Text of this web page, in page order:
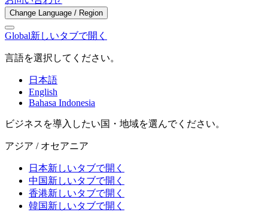
Change Language / Region
Global新しいタブで開く
言語を選択してください。
日本語
English
Bahasa Indonesia
ビジネスを導入したい国・地域を選んでください。
アジア / オセアニア
日本新しいタブで開く
中国新しいタブで開く
香港新しいタブで開く
韓国新しいタブで開く